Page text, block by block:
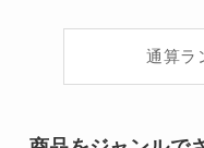
通算ラ